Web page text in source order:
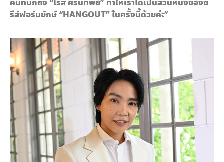
คนที่นึกถึง “โรส ศิรินทิพย์” ทำให้เราได้เป็นส่วนหนึ่งของซี
รีส์ฟอร์มยักษ์ “HANGOUT” ในครั้งนี้ด้วยค่ะ”